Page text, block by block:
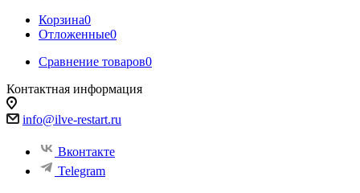
Корзина0
Отложенные0
Сравнение товаров0
Контактная информация
info@ilve-restart.ru
Вконтакте
Telegram